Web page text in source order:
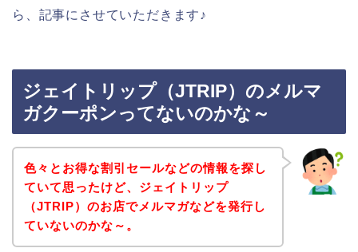
ら、記事にさせていただきます♪
ジェイトリップ（JTRIP）のメルマ
ガクーポンってないのかな～
色々とお得な割引セールなどの情報を探し
ていて思ったけど、ジェイトリップ
（JTRIP）のお店でメルマガなどを発行し
ていないのかな～。